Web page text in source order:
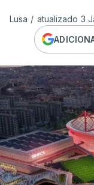
Lusa / atualizado 3